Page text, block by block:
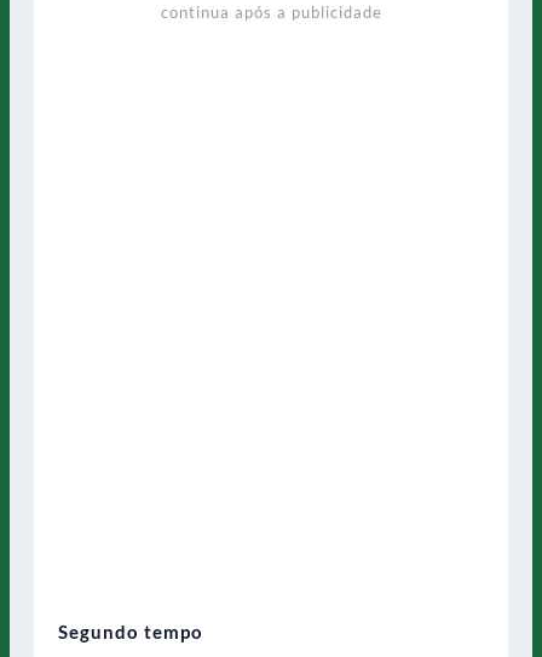
continua após a publicidade
Segundo tempo